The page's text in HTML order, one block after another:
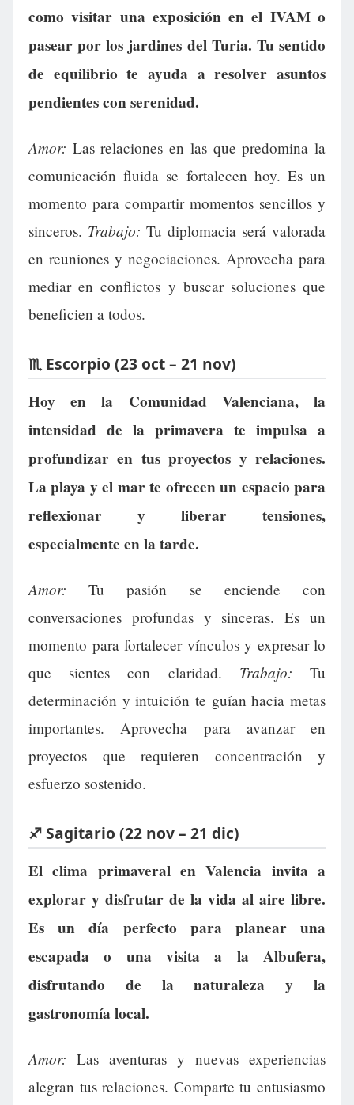
como visitar una exposición en el IVAM o
pasear por los jardines del Turia. Tu sentido
de equilibrio te ayuda a resolver asuntos
pendientes con serenidad.
Amor: Las relaciones en las que predomina la
comunicación fluida se fortalecen hoy. Es un
momento para compartir momentos sencillos y
sinceros. Trabajo: Tu diplomacia será valorada
en reuniones y negociaciones. Aprovecha para
mediar en conflictos y buscar soluciones que
beneficien a todos.
♏ Escorpio (23 oct – 21 nov)
Hoy en la Comunidad Valenciana, la
intensidad de la primavera te impulsa a
profundizar en tus proyectos y relaciones.
La playa y el mar te ofrecen un espacio para
reflexionar y liberar tensiones,
especialmente en la tarde.
Amor: Tu pasión se enciende con
conversaciones profundas y sinceras. Es un
momento para fortalecer vínculos y expresar lo
que sientes con claridad. Trabajo: Tu
determinación y intuición te guían hacia metas
importantes. Aprovecha para avanzar en
proyectos que requieren concentración y
esfuerzo sostenido.
♐ Sagitario (22 nov – 21 dic)
El clima primaveral en Valencia invita a
explorar y disfrutar de la vida al aire libre.
Es un día perfecto para planear una
escapada o una visita a la Albufera,
disfrutando de la naturaleza y la
gastronomía local.
Amor: Las aventuras y nuevas experiencias
alegran tus relaciones. Comparte tu entusiasmo